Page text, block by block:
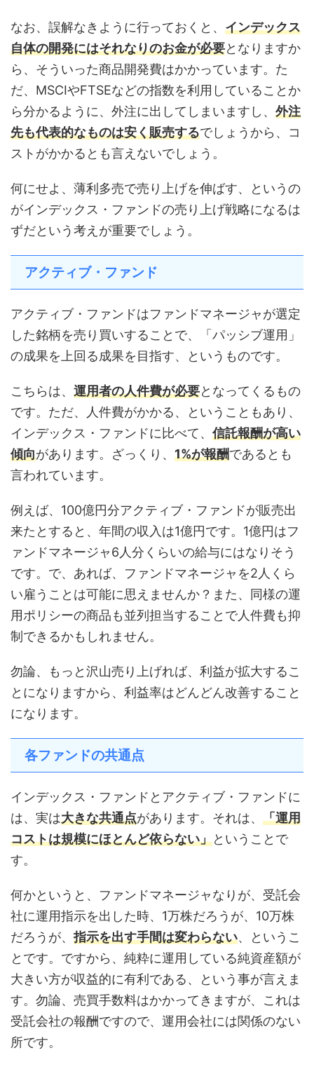
なお、誤解なきように行っておくと、 インデックス
自体の開発にはそれなりのお金が必要となりますか
ら、そういった商品開発費はかかっています。た
だ、MSCIやFTSEなどの指数を利用していることか
ら分かるように、外注に出してしまいますし、 外注
先も代表的なものは安く販売するでしょうから、コ
ストがかかるとも言えないでしょう。
何にせよ、薄利多売で売り上げを伸ばす、というの
がインデックス・ファンドの売り上げ戦略になるは
ずだという考えが重要でしょう。
アクティブ・ファンド
アクティブ・ファンドはファンドマネージャが選定
した銘柄を売り買いすることで、「パッシブ運用」
の成果を上回る成果を目指す、というものです。
こちらは、 運用者の人件費が必要となってくるもの
です。ただ、人件費がかかる、ということもあり、
インデックス・ファンドに比べて、 信託報酬が高い
傾向があります。ざっくり、 1%が報酬であるとも
言われています。
例えば、100億円分アクティブ・ファンドが販売出
来たとすると、年間の収入は1億円です。1億円はフ
ァンドマネージャ6人分くらいの給与にはなりそう
です。で、あれば、ファンドマネージャを2人くら
い雇うことは可能に思えませんか？また、同様の運
用ポリシーの商品も並列担当することで人件費も抑
制できるかもしれません。
勿論、もっと沢山売り上げれば、利益が拡大するこ
とになりますから、利益率はどんどん改善すること
になります。
各ファンドの共通点
インデックス・ファンドとアクティブ・ファンドに
は、実は大きな共通点があります。それは、 「運用
コストは規模にほとんど依らない」ということで
す。
何かというと、ファンドマネージャなりが、受託会
社に運用指示を出した時、1万株だろうが、10万株
だろうが、指示を出す手間は変わらない、というこ
とです。ですから、純粋に運用している純資産額が
大きい方が収益的に有利である、という事が言えま
す。勿論、売買手数料はかかってきますが、これは
受託会社の報酬ですので、運用会社には関係のない
所です。